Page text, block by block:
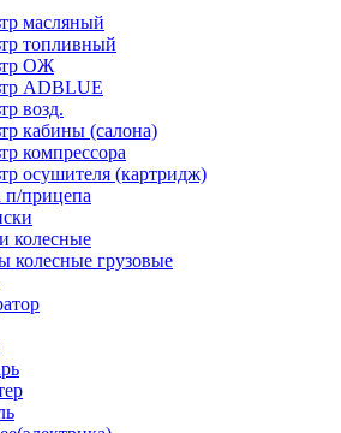
масляный
топливный
ОЖ
ADBLUE
возд.
кабины (салона)
компрессора
осушителя (картридж)
прицепа
колесные
грузовые